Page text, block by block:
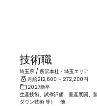
ヘルプ
技術職
埼玉県 / 所沢本社・埼玉エリア
月給212,600 - 272,200円
2027新卒
生産技術、試作評価、量産展開、
ダウン技術 等）　他